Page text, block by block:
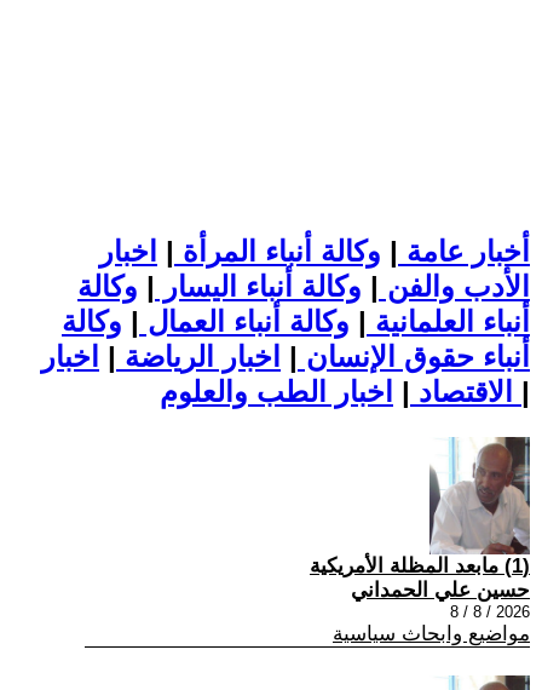
أخبار عامة | وكالة أنباء المرأة | اخبار
الأدب والفن | وكالة أنباء اليسار | وكالة
أنباء العلمانية | وكالة أنباء العمال | وكالة
أنباء حقوق الإنسان | اخبار الرياضة | اخبار
الاقتصاد | |
(1) مابعد المظلة الأمريكية
حسين علي الحمداني
2026 / 8 / 8
مواضيع وابحاث سياسية